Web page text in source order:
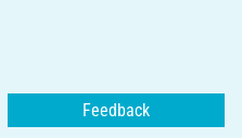
Feedback